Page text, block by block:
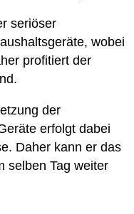
seriöser
wobei
profitiert der
der
erfolgt dabei
Daher kann er das
selben Tag weiter